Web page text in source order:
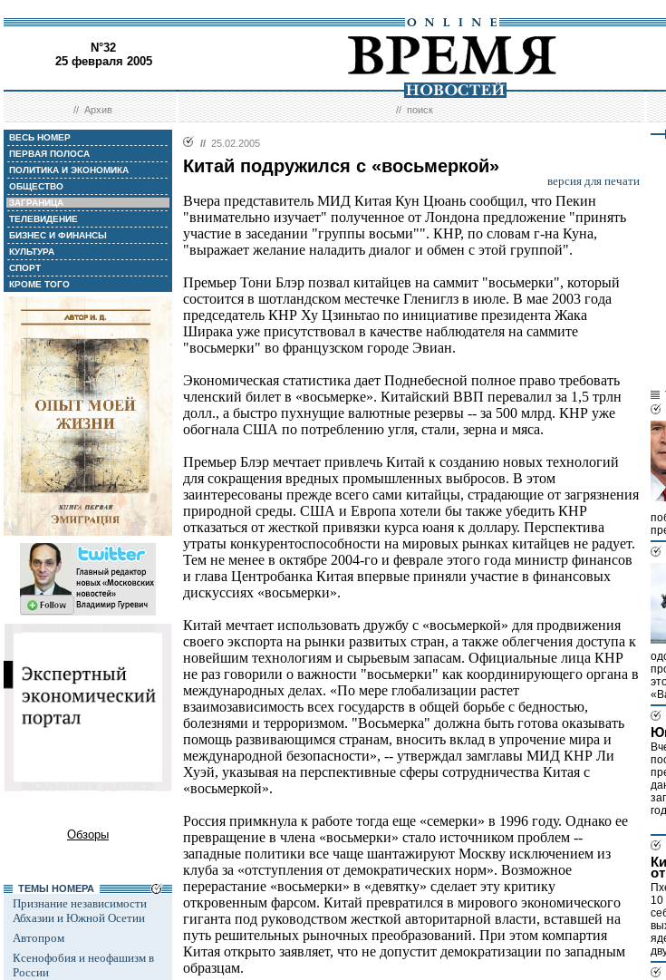
N°32
25 февраля 2005
//Архив //поиск
ВЕСЬ НОМЕР
ПЕРВАЯ ПОЛОСА
ПОЛИТИКА И ЭКОНОМИКА
ОБЩЕСТВО
ЗАГРАНИЦА
ТЕЛЕВИДЕНИЕ
БИЗНЕС И ФИНАНСЫ
КУЛЬТУРА
СПОРТ
КРОМЕ ТОГО
Обзоры
ТЕМЫ НОМЕРА
Признание независимости
Абхазии и Южной Осетии
Автопром
Ксенофобия и неофашизм в
России
// 25.02.2005
Китай подружился с «восьмеркой»
версия для печати
Вчера представитель МИД Китая Кун Цюань сообщил, что Пекин
"внимательно изучает" полученное от Лондона предложение "принять
участие в заседании "группы восьми"". КНР, по словам г-на Куна,
"выражает желание наладить диалог и обмен с этой группой".
Премьер Тони Блэр позвал китайцев на саммит "восьмерки", который
состоится в шотландском местечке Глениглз в июле. В мае 2003 года
председатель КНР Ху Цзиньтао по инициативе президента Жака
Ширака уже присутствовал в качестве наблюдателя на саммите
"восьмерки" во французском городе Эвиан.
Экономическая статистика дает Поднебесной полное право требовать
членский билет в «восьмерке». Китайский ВВП перевалил за 1,5 трлн
долл., а быстро пухнущие валютные резервы -- за 500 млрд. КНР уже
обогнала США по потреблению угля, стали, зерна и мяса.
Премьер Блэр мечтает привлечь Китай к созданию новых технологий
для сокращения вредных промышленных выбросов. В этом
заинтересованы прежде всего сами китайцы, страдающие от загрязнения
природной среды. США и Европа хотели бы также убедить КНР
отказаться от жесткой привязки курса юаня к доллару. Перспектива
утраты конкурентоспособности на мировых рынках китайцев не радует.
Тем не менее в октябре 2004-го и феврале этого года министр финансов
и глава Центробанка Китая впервые приняли участие в финансовых
дискуссиях «восьмерки».
Китай мечтает использовать дружбу с «восьмеркой» для продвижения
своего экспорта на рынки развитых стран, а также облегчения доступа к
новейшим технологиям и сырьевым запасам. Официальные лица КНР
не раз говорили о важности "восьмерки" как координирующего органа в
международных делах. «По мере глобализации растет
взаимозависимость всех государств в общей борьбе с бедностью,
болезнями и терроризмом. "Восьмерка" должна быть готова оказывать
помощь развивающимся странам, вносить вклад в упрочение мира и
международной безопасности», -- утверждал замглавы МИД КНР Ли
Хуэй, указывая на перспективные сферы сотрудничества Китая с
«восьмеркой».
Россия примкнула к работе тогда еще «семерки» в 1996 году. Однако ее
превращение в члена «восьмерки» стало источником проблем --
западные политики все чаще шантажируют Москву исключением из
клуба за «отступления от демократических норм». Возможное
перерастание «восьмерки» в «девятку» сделает эту критику
откровенным фарсом. Китай превратился в мирового экономического
гиганта под руководством жесткой авторитарной власти, вставшей на
путь решительных рыночных преобразований. При этом компартия
Китая открыто заявляет, что не допустит демократизации по западным
образцам.
10